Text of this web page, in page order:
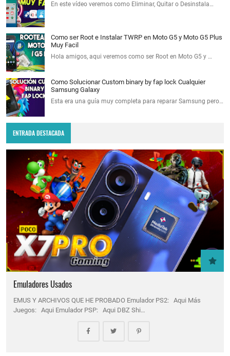
En este vídeo veremos como Eliminar, Quitar o Desinstala…
Como ser Root e Instalar TWRP en Moto G5 y Moto G5 Plus
Muy Facil
Hola amigos, aqui veremos como ser Root en Moto G5 y …
Como Solucionar Custom binary by fap lock Cualquier
Samsung Galaxy
Esta era una guía muy completa para reparar Samsung pero…
ENTRADA DESTACADA
Emuladores Usados
EMUS Y ARCHIVOS QUE HE PROBADO Emulador PS2: Aqui Más
Juegos: Aqui Emulador PSP: Aqui DBZ Shi…